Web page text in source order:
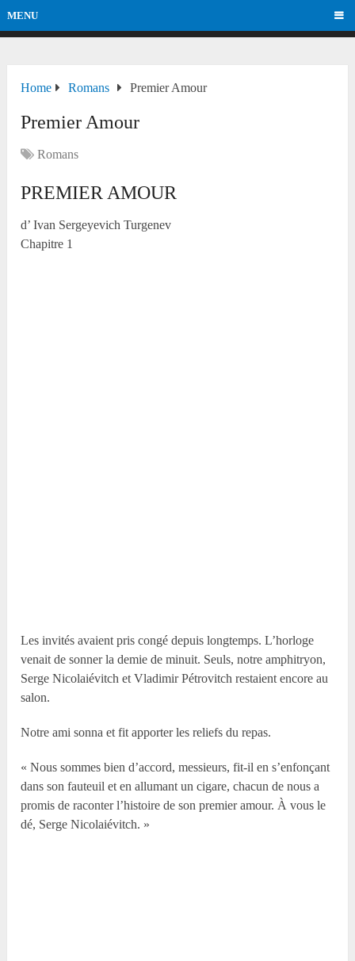
MENU
Home Romans Premier Amour
Premier Amour
Romans
PREMIER AMOUR
d’ Ivan Sergeyevich Turgenev
Chapitre 1
Les invités avaient pris congé depuis longtemps. L’horloge
venait de sonner la demie de minuit. Seuls, notre amphitryon,
Serge Nicolaiévitch et Vladimir Pétrovitch restaient encore au
salon.
Notre ami sonna et fit apporter les reliefs du repas.
« Nous sommes bien d’accord, messieurs, fit-il en s’enfonçant
dans son fauteuil et en allumant un cigare, chacun de nous a
promis de raconter l’histoire de son premier amour. À vous le
dé, Serge Nicolaiévitch. »